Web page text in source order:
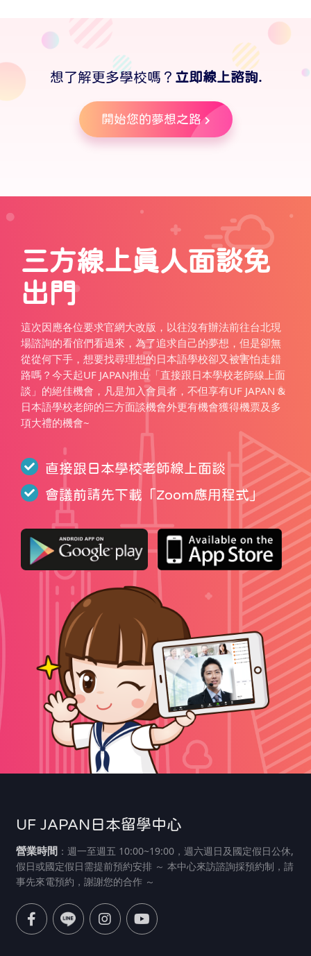
想了解更多學校嗎？ 立即線上諮詢.
開始您的夢想之路
三方線上真人面談免
出門
這次因應各位要求官網大改版，以往沒有辦法前往台北現
場諮詢的看倌們看過來，為了追求自己的夢想，但是卻無
從從何下手，想要找尋理想的日本語學校卻又被害怕走錯
路嗎？今天起UF JAPAN推出「直接跟日本學校老師線上面
談」的絕佳機會，凡是加入會員者，不但享有UF JAPAN &
日本語學校老師的三方面談機會外更有機會獲得機票及多
項大禮的機會~
直接跟日本學校老師線上面談
會議前請先下載「 Zoom應用程式」
UF JAPAN日本留學中心
營業時間 ：週一至週五 10:00~19:00，週六週日及國定假日公休,
假日或國定假日需提前預約安排 ～ 本中心來訪諮詢採預約制，請
事先來電預約，謝謝您的合作 ～